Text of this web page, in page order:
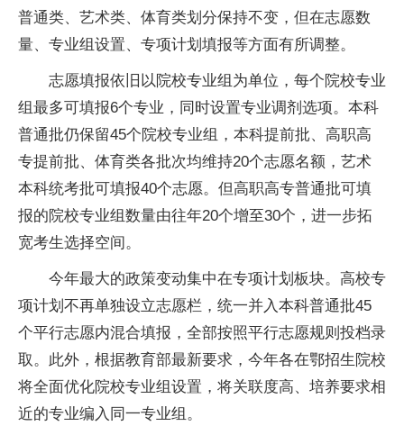
普通类、艺术类、体育类划分保持不变，但在志愿数
量、专业组设置、专项计划填报等方面有所调整。
志愿填报依旧以院校专业组为单位，每个院校专业
组最多可填报6个专业，同时设置专业调剂选项。本科
普通批仍保留45个院校专业组，本科提前批、高职高
专提前批、体育类各批次均维持20个志愿名额，艺术
本科统考批可填报40个志愿。但高职高专普通批可填
报的院校专业组数量由往年20个增至30个，进一步拓
宽考生选择空间。
今年最大的政策变动集中在专项计划板块。高校专
项计划不再单独设立志愿栏，统一并入本科普通批45
个平行志愿内混合填报，全部按照平行志愿规则投档录
取。此外，根据教育部最新要求，今年各在鄂招生院校
将全面优化院校专业组设置，将关联度高、培养要求相
近的专业编入同一专业组。